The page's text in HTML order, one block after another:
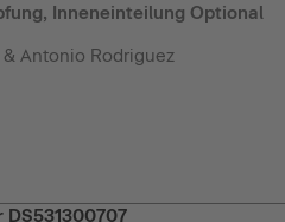
Inneneinteilung Optional
Antonio Rodriguez